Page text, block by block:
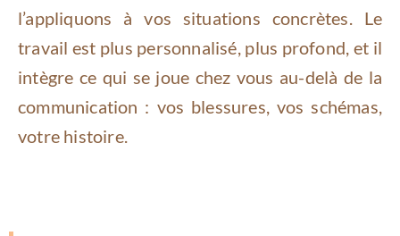
l’appliquons à vos situations concrètes. Le
travail est plus personnalisé, plus profond, et il
intègre ce qui se joue chez vous au-delà de la
communication : vos blessures, vos schémas,
votre histoire.